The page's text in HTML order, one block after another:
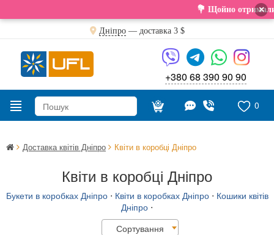
💐 Щойно отримали свіжу ×
Дніпро— доставка 3 $
+380 68 390 90 90
0
Доставка квітів Дніпро Квіти в коробці Дніпро
Квіти в коробці Дніпро
Букети в коробках Дніпро⋅ Квіти в коробках Дніпро⋅ Кошики квітів
Дніпро ⋅
Сортування